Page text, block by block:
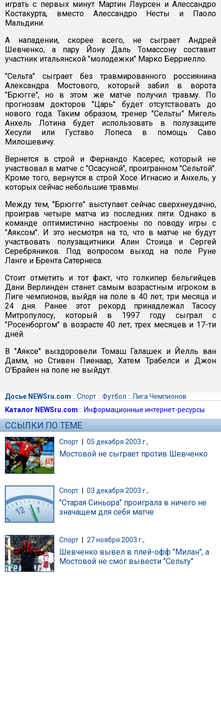
играть с первых минут Мартин Лаурсен и Алессандро
Костакурта, вместо Алессандро Несты и Паоло
Мальдини.
А нападении, скорее всего, не сыграет Андрей
Шевченко, а пару Йону Даль Томассону составит
участник итальянской "молодежки" Марко Берриелло.
"Сельта" сыграет без травмированного россиянина
Александра Мостового, который забил в ворота
"Брюгге", но в этом же матче получил травму. По
прогнозам докторов "Царь" будет отсутствовать до
нового года. Таким образом, тренер "Сельты" Мигель
Анхель Лотина будет использовать в полузащите
Хесули или Густаво Лопеса в помощь Саво
Милошевичу.
Вернется в строй и Фернандо Касерес, который не
участвовал в матче с "Осасуной", проигранном "Сельтой".
Кроме того, вернутся в строй Хосе Игнасио и Анхель, у
которых сейчас небольшие травмы.
Между тем, "Брюгге" выступает сейчас сверхнеудачно,
проиграв четыре матча из последних пяти. Однако в
команде оптимистично настроены по поводу игры с
"Аяксом". И это несмотря на то, что в матче не будут
участвовать полузащитники Алин Стоица и Сергей
Серебряников. Под вопросом выход на поле Руне
Ланге и Брента Сатернеса.
Стоит отметить и тот факт, что голкипер бельгийцев
Дани Верлинден станет самым возрастным игроком в
Лиге чемпионов, выйдя на поле в 40 лет, три месяца и
24 дня. Ранее этот рекорд принадлежал Тасосу
Митропулосу, который в 1997 году сыграл с
"Росенборгом" в возрасте 40 лет, трех месяцев и 17-ти
дней.
В "Аяксе" выздоровели Томаш Галашек и Йелль ван
Дамм, но Стивен Пиенаар, Хатем Трабелси и Джон
О'Брайен на поле не выйдут.
Досье NEWSru.com :: Спорт:: Футбол :: Лига Чемпионов
Каталог NEWSru.com :: Информационные интернет-ресурсы
ССЫЛКИ ПО ТЕМЕ
Спорт | 05 декабря 2003 г.,
Мостовой не сыграет против Шевченко
Спорт | 03 декабря 2003 г.,
"Старая Синьора" проиграла в ничего не
значащем для себя матче
Спорт 27 ноября 2003 г.,
Шевченко вывел в плей-офф "Милан", а
Мостовой не смог вывести "Сельту"